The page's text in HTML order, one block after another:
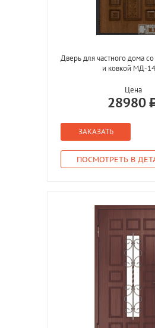
Дверь для частного дома
и ковкой МД-
Цена
28980
ЗАКАЗАТЬ
ПОСМОТРЕТЬ В